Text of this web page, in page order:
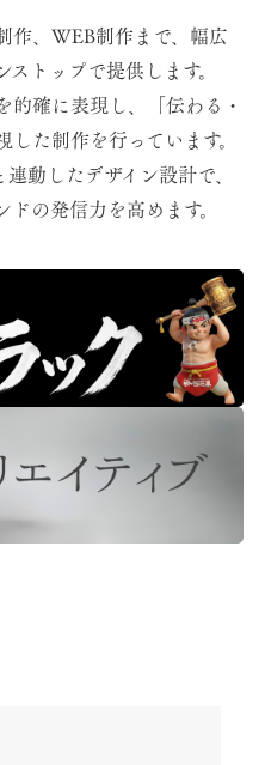
作、WEB制作まで、幅広
トップで提供します。
的確に表現し、「伝わる・
た制作を行っています。
動したデザイン設計で、
の発信力を高めます。